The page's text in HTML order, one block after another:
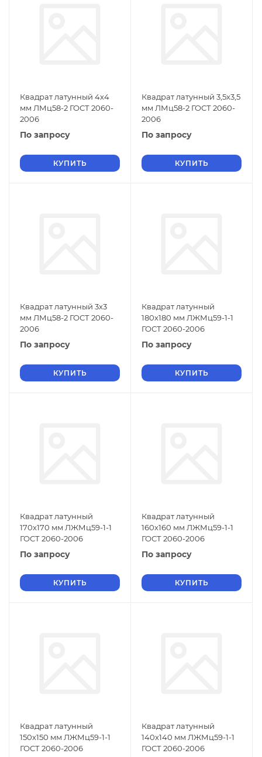
Квадрат латунный 4х4
мм ЛМц58-2 ГОСТ 2060-
2006
По запросу
КУПИТЬ
Квадрат латунный 3,5х3,5
мм ЛМц58-2 ГОСТ 2060-
2006
По запросу
КУПИТЬ
Квадрат латунный 3х3
мм ЛМц58-2 ГОСТ 2060-
2006
По запросу
КУПИТЬ
Квадрат латунный
180х180 мм ЛЖМц59-1-1
ГОСТ 2060-2006
По запросу
КУПИТЬ
Квадрат латунный
170х170 мм ЛЖМц59-1-1
ГОСТ 2060-2006
По запросу
КУПИТЬ
Квадрат латунный
160х160 мм ЛЖМц59-1-1
ГОСТ 2060-2006
По запросу
КУПИТЬ
Квадрат латунный
150х150 мм ЛЖМц59-1-1
ГОСТ 2060-2006
Квадрат латунный
140х140 мм ЛЖМц59-1-1
ГОСТ 2060-2006